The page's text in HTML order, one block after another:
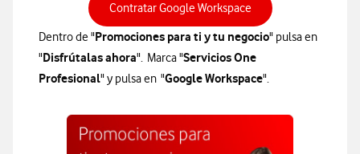
Contratar Google Workspace
Dentro de "Promociones para ti y tu negocio" pulsa en
"Disfrútalas ahora". Marca "Servicios One
Profesional" y pulsa en "Google Workspace".